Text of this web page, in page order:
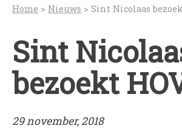
HOV-B
HOV-D
HOV-G
Bloaskapel Vleuten
Home > Nieuws > Sint Nicolaas
Sint
bezoekt
29 november, 2018